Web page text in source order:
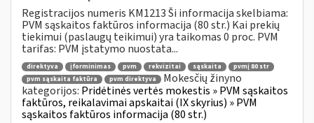
Registracijos numeris KM1213 Ši informacija skelbiama:
PVM sąskaitos faktūros informacija (80 str.) Kai prekių
tiekimui (paslaugų teikimui) yra taikomas 0 proc. PVM
tarifas: PVM įstatymo nuostata...
direktyva įforminimas pvm rekvizitai sąskaita
pvmį 80 str
pvm sąskaita faktūra
pvm direktyva
Mokesčių žinyno
kategorijos: Pridėtinės vertės mokestis » PVM sąskaitos
faktūros, reikalavimai apskaitai (IX skyrius) » PVM
sąskaitos faktūros informacija (80 str.)